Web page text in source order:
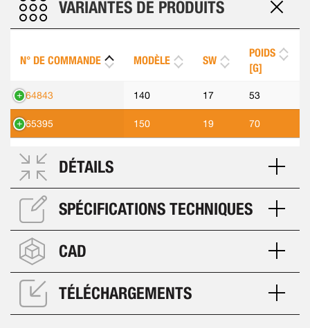
VARIANTES DE PRODUITS
N° DE COMMANDE MODÈLE SW
POIDS
[G]
564843 140 17 53
565395 150 19 70
DÉTAILS
SPÉCIFICATIONS TECHNIQUES
CAD
TÉLÉCHARGEMENTS